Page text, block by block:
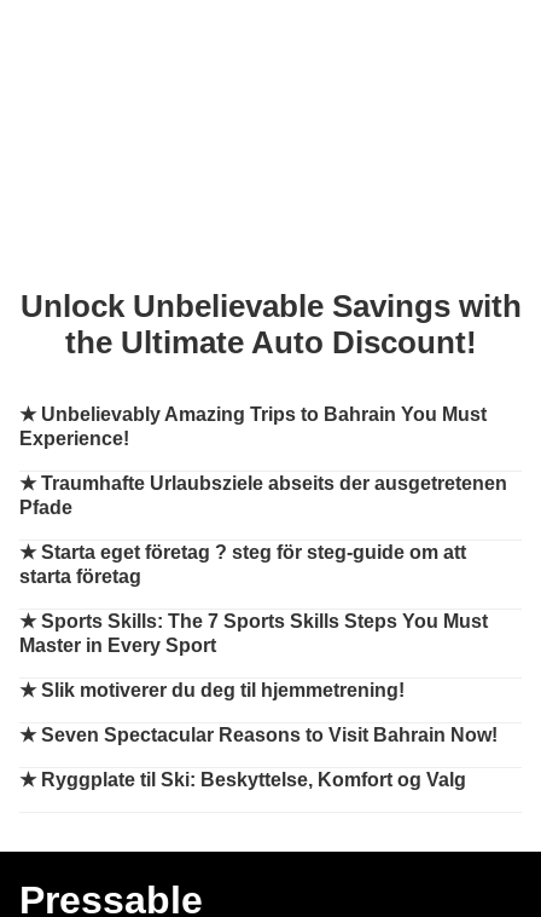
Unlock Unbelievable Savings with
the Ultimate Auto Discount!
★ Unbelievably Amazing Trips to Bahrain You Must
Experience!
★Traumhafte Urlaubsziele abseits der ausgetretenen
Pfade
★Starta eget företag ? steg för steg-guide om att
starta företag
★Sports Skills: The 7 Sports Skills Steps You Must
Master in Every Sport
★Slik motiverer du deg til hjemmetrening!
★Seven Spectacular Reasons to Visit Bahrain Now!
★ Ryggplate til Ski: Beskyttelse, Komfort og Valg
Pressable